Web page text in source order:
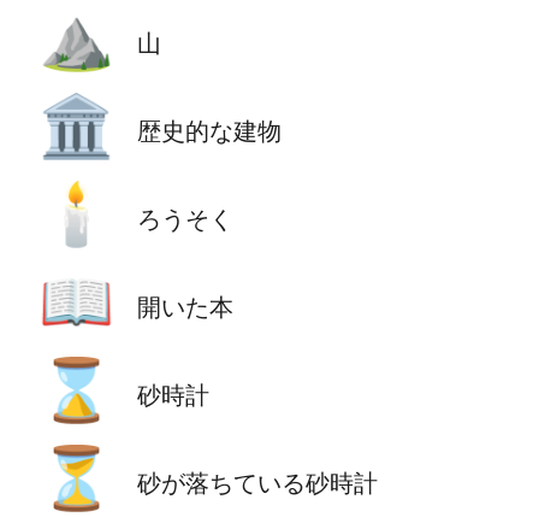
⛰️ 山
🏛️ 歴史的な建物
🕯️ ろうそく
📖 開いた本
⌛ 砂時計
⏳ 砂が落ちている砂時計